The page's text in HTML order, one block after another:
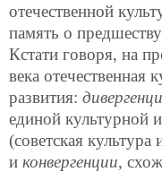
отечественной
память о
Кстати говоря, на
века отечественная
развития:
единой культурной
(советская
и конвергенции,